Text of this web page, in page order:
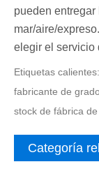
pueden
mar/aire/
elegir el servicio
Etiquetas
fabricante de
stock de fábrica
Categoría